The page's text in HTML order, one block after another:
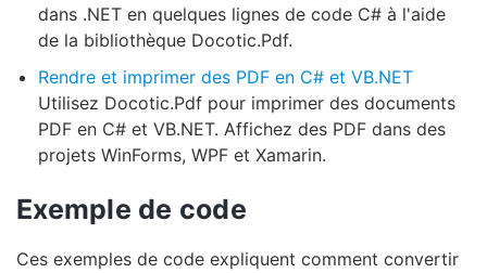
dans .NET en quelques lignes de code C# à l'aide
de la bibliothèque Docotic.Pdf.
Rendre et imprimer des PDF en C# et VB.NET
Utilisez Docotic.Pdf pour imprimer des documents
PDF en C# et VB.NET. Affichez des PDF dans des
projets WinForms, WPF et Xamarin.
Exemple de code
Ces exemples de code expliquent comment convertir